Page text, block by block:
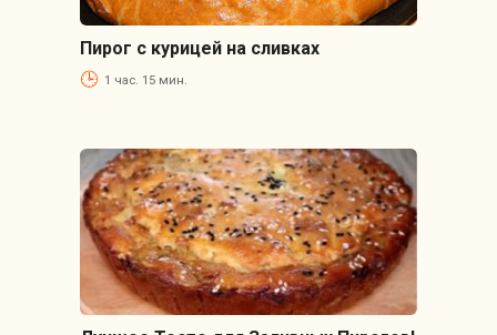
Пирог с курицей на сливках
1 час. 15 мин.